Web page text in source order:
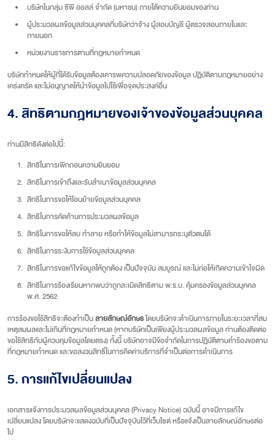
บริษัทในกลุ่ม ซีพี ออลล์ จำกัด (มหาชน) ภายใต้ความยินยอมของท่าน
ผู้ประมวลผลข้อมูลส่วนบุคคลที่บริษัทว่าจ้าง ผู้สอบบัญชี ผู้ตรวจสอบภายในและ
ภายนอก
หน่วยงานราชการตามที่กฎหมายกำหนด
บริษัทกำหนดให้ผู้ที่ได้รับข้อมูลต้องเคารพความปลอดภัยของข้อมูล ปฏิบัติตามกฎหมายอย่าง
เคร่งครัด และไม่อนุญาตให้นำข้อมูลไปใช้เพื่อจุดประสงค์อื่น
4. สิทธิตามกฎหมายของเจ้าของข้อมูลส่วนบุคคล
ท่านมีสิทธิดังต่อไปนี้:
สิทธิในการเพิกถอนความยินยอม
สิทธิในการเข้าถึงและรับสำเนาข้อมูลส่วนบุคคล
สิทธิในการขอให้โอนย้ายข้อมูลส่วนบุคคล
สิทธิในการคัดค้านการประมวลผลข้อมูล
สิทธิในการขอให้ลบ ทำลาย หรือทำให้ข้อมูลไม่สามารถระบุตัวตนได้
สิทธิในการระงับการใช้ข้อมูลส่วนบุคคล
สิทธิในการขอแก้ไขข้อมูลให้ถูกต้อง เป็นปัจจุบัน สมบูรณ์ และไม่ก่อให้เกิดความเข้าใจผิด
สิทธิในการร้องเรียนหากพบว่าถูกละเมิดสิทธิตาม พ.ร.บ. คุ้มครองข้อมูลส่วนบุคคล
พ.ศ. 2562
การร้องขอใช้สิทธิจะต้องทำเป็นลายลักษณ์อักษรโดยบริษัทจะดำเนินการภายในระยะเวลาที่สม
เหตุสมผลและไม่เกินที่กฎหมายกำหนด (หากบริษัทเป็นเพียงผู้ประมวลผลข้อมูล ท่านต้องติดต่อ
ขอใช้สิทธิกับผู้ควบคุมข้อมูลโดยตรง) ทั้งนี้ บริษัทอาจมีข้อจำกัดในการปฏิบัติตามคำร้องขอตาม
ที่กฎหมายกำหนด และขอสงวนสิทธิ์ในการคิดค่าบริการที่จำเป็นต่อการดำเนินการ
5. การแก้ไขเปลี่ยนแปลง
เอกสารแจ้งการประมวลผลข้อมูลส่วนบุคคล (Privacy Notice) ฉบับนี้ อาจมีการแก้ไข
เปลี่ยนแปลง โดยบริษัทจะแสดงฉบับที่เป็นปัจจุบันไว้ที่เว็บไซต์ หรือแจ้งเป็นลายลักษณ์อักษรต่อ
ไป